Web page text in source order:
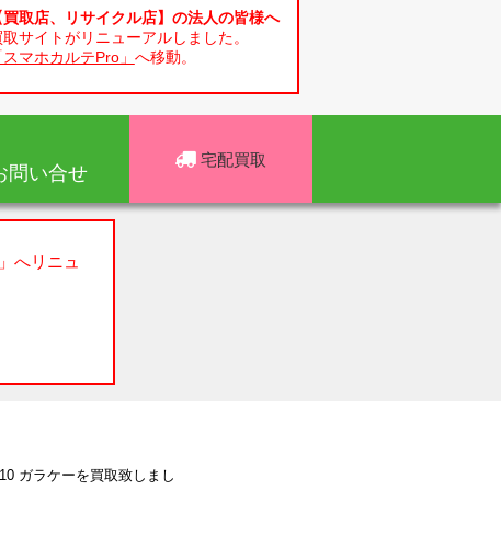
買取店、リサイクル店】の法人の皆様へ
取サイトがリニューアルしました。
スマホカルテPro」 へ移動。
問い合せ 宅配買取
へリニュ
ガラケーを買取致しまし